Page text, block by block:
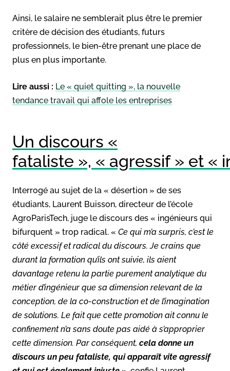
Ainsi, le salaire ne semblerait plus être le premier
critère de décision des étudiants, futurs
professionnels, le bien-être prenant une place de
plus en plus importante.
Lire aussi : Le « quiet quitting », la nouvelle
tendance travail qui affole les entreprises
Un discours «
fataliste », « agressif » et «
Interrogé au sujet de la « désertion » de ses
étudiants, Laurent Buisson, directeur de l’école
AgroParisTech, juge le discours des « ingénieurs qui
bifurquent » trop radical. « Ce qui m’a surpris, c’est le
côté excessif et radical du discours. Je crains que
durant la formation qu’ils ont suivie, ils aient
davantage retenu la partie purement analytique du
métier d’ingénieur que sa dimension relevant de la
conception, de la co-construction et de l’imagination
de solutions. Le fait que cette promotion ait connu le
confinement n’a sans doute pas aidé à s’approprier
cette dimension. Par conséquent, cela donne un
discours un peu fataliste, qui apparaît vite agressif